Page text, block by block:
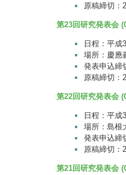
原稿締切：
第23回研究発表会
日程：平成
場所：慶應
発表申込締
原稿締切：
第22回研究発表会
日程：平成
場所：島根
発表申込締
原稿締切：
第21回研究発表会